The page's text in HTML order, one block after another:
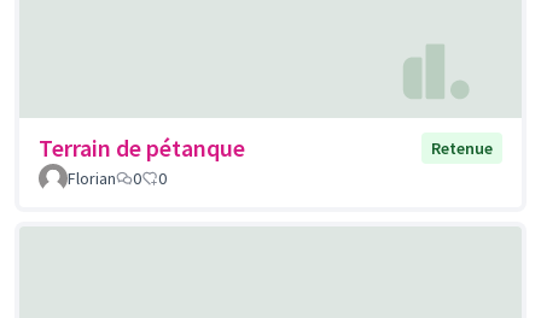
Terrain de pétanque
Retenue
Florian
0 0